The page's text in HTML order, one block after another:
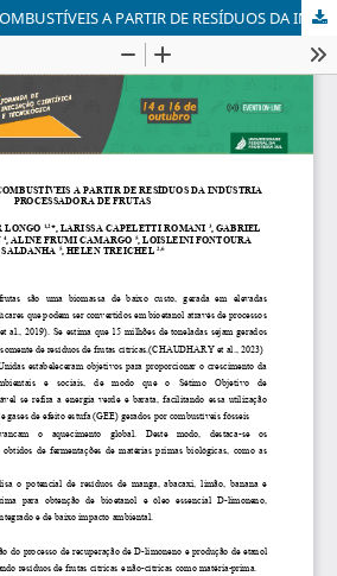
PRODUÇÃO DE BIOCOMBUSTÍVEIS A PARTIR DE RESÍDUOS DA INDÚSTRIA PROCESSADORA DE FRUTAS